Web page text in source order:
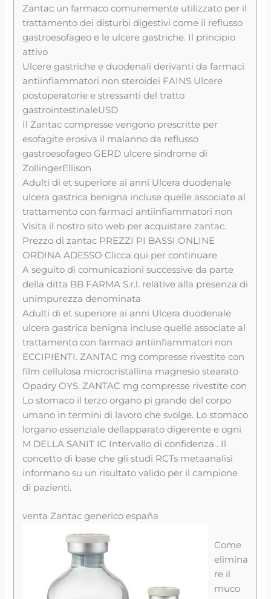
Zantac un farmaco comunemente utilizzato per il
trattamento dei disturbi digestivi come il reflusso
gastroesofageo e le ulcere gastriche. Il principio
attivo
Ulcere gastriche e duodenali derivanti da farmaci
antiinfiammatori non steroidei FAINS Ulcere
postoperatorie e stressanti del tratto
gastrointestinaleUSD
Il Zantac compresse vengono prescritte per
esofagite erosiva il malanno da reflusso
gastroesofageo GERD ulcere sindrome di
ZollingerEllison
Adulti di et superiore ai anni Ulcera duodenale
ulcera gastrica benigna incluse quelle associate al
trattamento con farmaci antiinfiammatori non
Visita il nostro sito web per acquistare zantac.
Prezzo di zantac PREZZI PI BASSI ONLINE
ORDINA ADESSO Clicca qui per continuare
A seguito di comunicazioni successive da parte
della ditta BB FARMA S.r.l. relative alla presenza di
unimpurezza denominata
Adulti di et superiore ai anni Ulcera duodenale
ulcera gastrica benigna incluse quelle associate al
trattamento con farmaci antiinfiammatori non
ECCIPIENTI. ZANTAC mg compresse rivestite con
film cellulosa microcristallina magnesio stearato
Opadry OYS. ZANTAC mg compresse rivestite con
Lo stomaco il terzo organo pi grande del corpo
umano in termini di lavoro che svolge. Lo stomaco
lorgano essenziale dellapparato digerente e ogni
M DELLA SANIT IC Intervallo di confidenza . Il
concetto di base che gli studi RCTs metaanalisi
informano su un risultato valido per il campione
di pazienti.
venta Zantac generico españa
Come
elimina
re il
muco